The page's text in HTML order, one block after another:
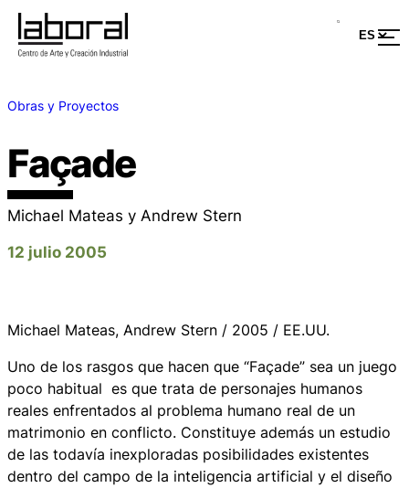
Obras y Proyectos
Façade
Michael Mateas y Andrew Stern
12 julio 2005
Michael Mateas, Andrew Stern / 2005 / EE.UU.
Uno de los rasgos que hacen que “Façade” sea un juego
poco habitual es que trata de personajes humanos
reales enfrentados al problema humano real de un
matrimonio en conflicto. Constituye además un estudio
de las todavía inexploradas posibilidades existentes
dentro del campo de la inteligencia artificial y el diseño